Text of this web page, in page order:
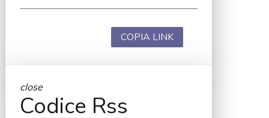
COPIA LINK
close
Codice Rss